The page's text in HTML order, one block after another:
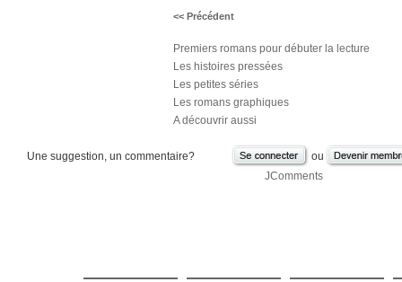
<< Précédent
Premiers romans pour débuter la lecture
Les histoires pressées
Les petites séries
Les romans graphiques
A découvrir aussi
Une suggestion, un commentaire?
ou
JComments